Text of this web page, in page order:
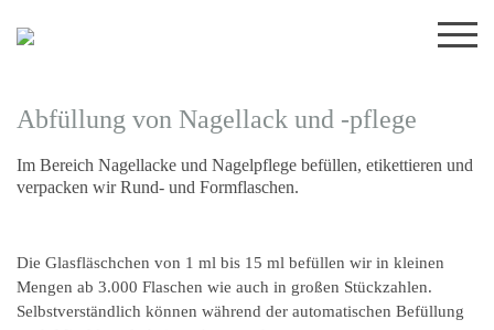
Abfüllung von Nagellack und -pflege
Im Bereich Nagellacke und Nagelpflege befüllen, etikettieren und
verpacken wir Rund- und Formflaschen.
Die Glasfläschchen von 1 ml bis 15 ml befüllen wir in kleinen
Mengen ab 3.000 Flaschen wie auch in großen Stückzahlen.
Selbstverständlich können während der automatischen Befüllung